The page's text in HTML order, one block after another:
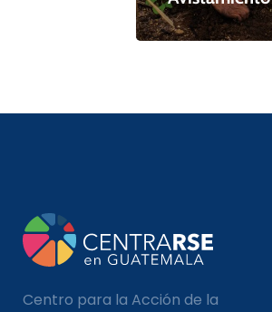
Centro para la Acción de la